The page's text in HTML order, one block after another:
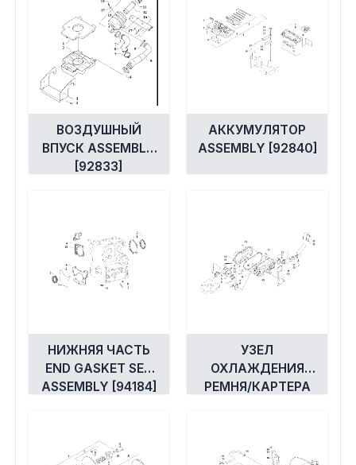
Управление
Хранение и перевозка
Шины, диски, гусеницы
Шноркели
Электрика
Движители (гребные винты)
Швартовное оборудование
Якорное оборудование
ВОЗДУШНЫЙ
ВПУСК ASSEMBLY
[92833]
АККУМУЛЯТОР
ASSEMBLY [92840]
НИЖНЯЯ ЧАСТЬ
END GASKET SET
ASSEMBLY [94184]
УЗЕЛ
ОХЛАЖДЕНИЯ
РЕМНЯ/КАРТЕРА